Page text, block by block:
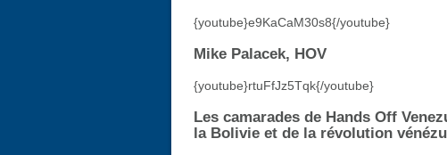
{youtube}e9KaCaM30s8{/youtube}
Mike Palacek, HOV
{youtube}rtuFfJz5Tqk{/youtube}
Les camarades de Hands Off
la Bolivie et de la révolution